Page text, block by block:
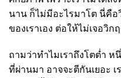
นาน ก็ไม่มีอะไรมาโต นี่คื
ของเราเอง ต่อให้ไม่เจอวิ
ถามว่าทำไมเราถึงโตต่ำ ห
ที่ผ่านมา อาจจะตีกันเยอะ